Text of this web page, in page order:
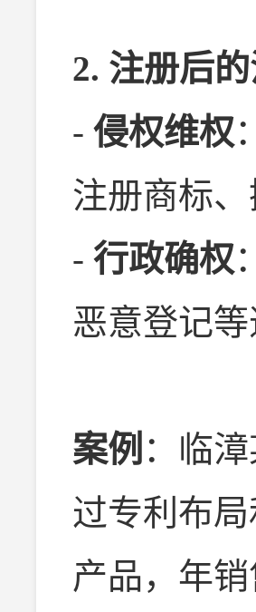
2. 注册后
- 侵权维权
注册商标
- 行政确权
恶意登记
案例 ：临
过专利布
产品，年